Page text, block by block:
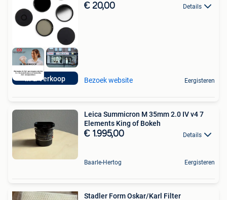
In & Verkoop
€ 20,00 Details
Bezoek website Eergisteren
Leica Summicron M 35mm 2.0 IV v4 7
Elements King of Bokeh
€ 1.995,00 Details
Baarle-Hertog Eergisteren
Stadler Form Oskar/Karl Filter